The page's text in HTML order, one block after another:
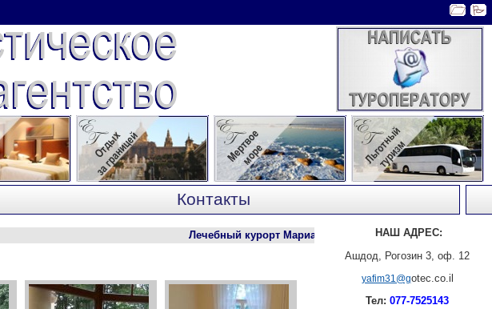
Контакты
Лечебный курорт Марианские Лазни Наша туристическая
НАШ АДРЕС:
Ашдод, Рогозин 3, оф. 12
yafim31@gotec.co.il
Тел: 077-7525143